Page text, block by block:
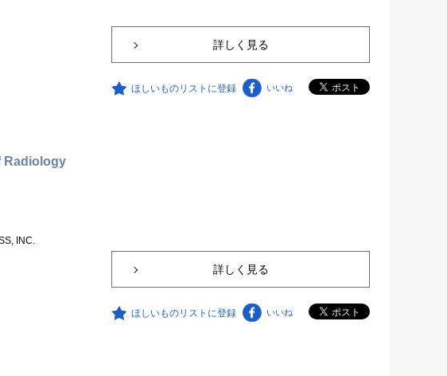
詳しく見る
ほしいものリストに登録 いいね
Radiology
INC.
詳しく見る
ほしいものリストに登録 いいね